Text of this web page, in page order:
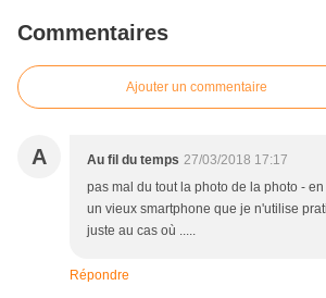
Commentaires
Ajouter un commentaire
A Au fil du temps 27/03/2018 17:17
pas mal du tout la photo de la photo -
un vieux smartphone que je n'utilise
juste au cas où .....
Répondre